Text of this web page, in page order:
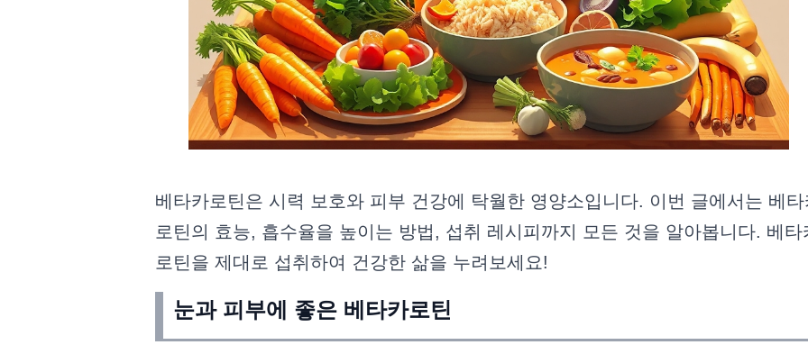
베타카로틴은 시력 보호와 피부 건강에 탁월한 영양소입니다. 이번 글에서는 베타
로틴의 효능, 흡수율을 높이는 방법, 섭취 레시피까지 모든 것을 알아봅니다. 베타
로틴을 제대로 섭취하여 건강한 삶을 누려보세요!
눈과 피부에 좋은 베타카로틴